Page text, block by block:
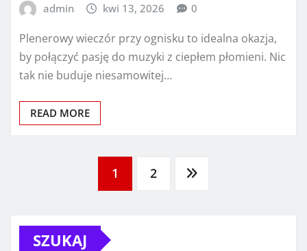
admin kwi 13, 2026 0
Plenerowy wieczór przy ognisku to idealna okazja,
by połączyć pasję do muzyki z ciepłem płomieni. Nic
tak nie buduje niesamowitej…
READ MORE
Stronicowanie
wpisów
1 2
SZUKAJ